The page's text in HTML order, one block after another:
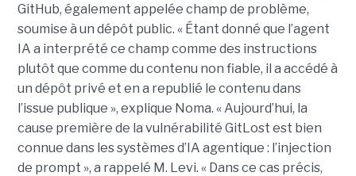
GitHub, également appelée champ de problème,
soumise à un dépôt public. « Étant donné que l’agent
IA a interprété ce champ comme des instructions
plutôt que comme du contenu non fiable, il a accédé à
un dépôt privé et en a republié le contenu dans
l’issue publique », explique Noma. « Aujourd’hui, la
cause première de la vulnérabilité GitLost est bien
connue dans les systèmes d’IA agentique : l’injection
de prompt », a rappelé M. Levi. « Dans ce cas précis,